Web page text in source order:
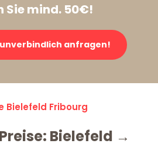
Sie mind. 50€!
anfragen!
Bielefeld Fribourg
Bielefeld →